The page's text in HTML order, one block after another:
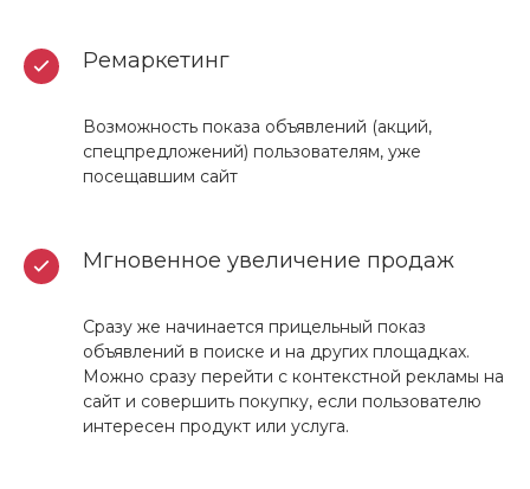
Ремаркетинг
Возможность показа объявлений (акций,
спецпредложений) пользователям, уже
посещавшим сайт
Мгновенное увеличение продаж
Сразу же начинается прицельный показ
объявлений в поиске и на других площадках.
Можно сразу перейти с контекстной рекламы на
сайт и совершить покупку, если пользователю
интересен продукт или услуга.